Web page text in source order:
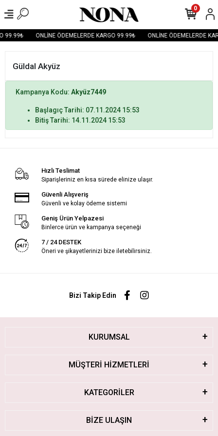
99.99₺ ONLİNE ÖDEMELERDE KARGO 99.99₺ ONLİNE ÖDEMELERDE
0
Güldal Akyüz
Kampanya Kodu: Akyüz7449
Başlagıç Tarihi: 07.11.2024 15:53
Bitiş Tarihi: 14.11.2024 15:53
Hızlı Teslimat
Siparişleriniz en kısa sürede elinize ulaşır.
Güvenli Alışveriş
Güvenli ve kolay ödeme sistemi
Geniş Ürün Yelpazesi
Binlerce ürün ve kampanya seçeneği
7 / 24 DESTEK
Öneri ve şikayetlerinizi bize iletebilirsiniz.
Bizi Takip Edin
KURUMSAL
MÜŞTERİ HİZMETLERİ
KATEGORİLER
BİZE ULAŞIN